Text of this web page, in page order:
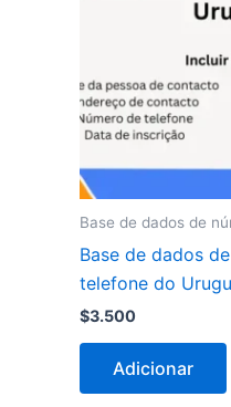
Base de dados de
Base de dados
telefone do
$3.500
Adicionar